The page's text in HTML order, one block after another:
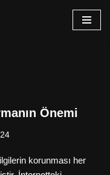
Önemi
korunması her